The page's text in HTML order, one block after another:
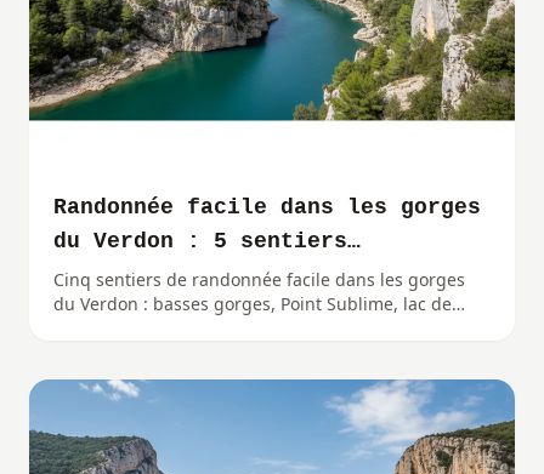
Randonnée facile dans les gorges
du Verdon : 5 sentiers
accessibles
Cinq sentiers de randonnée facile dans les gorges
du Verdon : basses gorges, Point Sublime, lac de